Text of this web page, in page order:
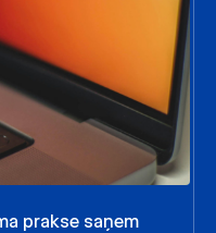
prakse saņem